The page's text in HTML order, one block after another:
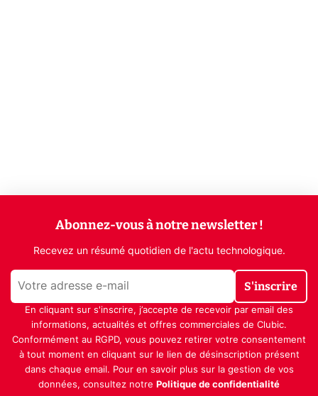
Abonnez-vous à notre newsletter !
Recevez un résumé quotidien de l'actu technologique.
S'inscrire
En cliquant sur s'inscrire, j’accepte de recevoir par email des
informations, actualités et offres commerciales de Clubic.
Conformément au RGPD, vous pouvez retirer votre consentement
à tout moment en cliquant sur le lien de désinscription présent
dans chaque email. Pour en savoir plus sur la gestion de vos
données, consultez notre Politique de confidentialité